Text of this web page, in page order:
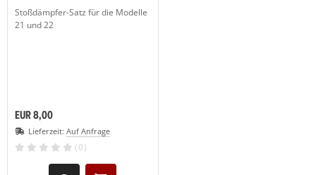
Stoßdämpfer-Satz für die Modelle
21 und 22
EUR 8,00
Lieferzeit: Auf Anfrage
(0)